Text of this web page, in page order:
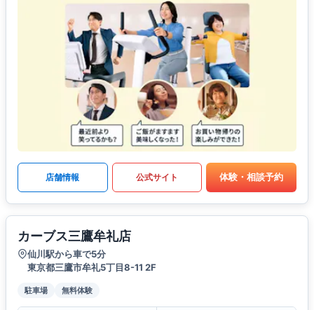
店舗情報 公式サイト 体験・相談予約
カーブス三鷹牟礼店
仙川駅から車で5分
東京都三鷹市牟礼5丁目8-11 2F
駐車場 無料体験